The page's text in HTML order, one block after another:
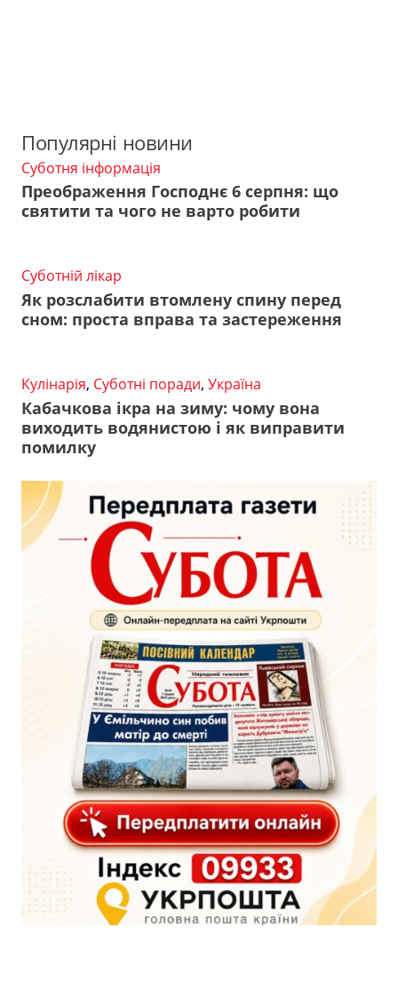
Популярні новини
Суботня інформація
Преображення Господнє 6 серпня: що
святити та чого не варто робити
Суботній лікар
Як розслабити втомлену спину перед
сном: проста вправа та застереження
Кулінарія, Суботні поради, Україна
Кабачкова ікра на зиму: чому вона
виходить водянистою і як виправити
помилку